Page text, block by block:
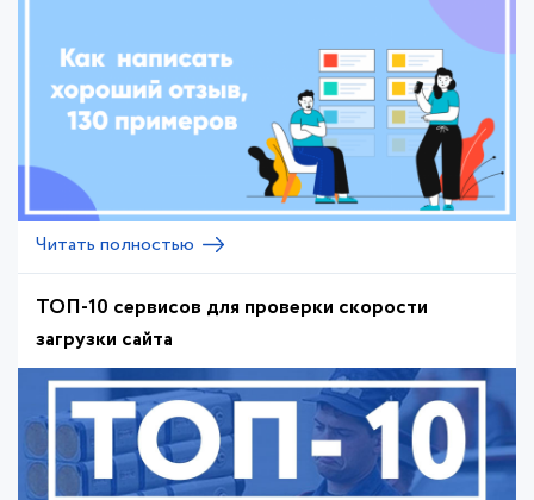
Читать полностью
ТОП-10 сервисов для проверки скорости
загрузки сайта